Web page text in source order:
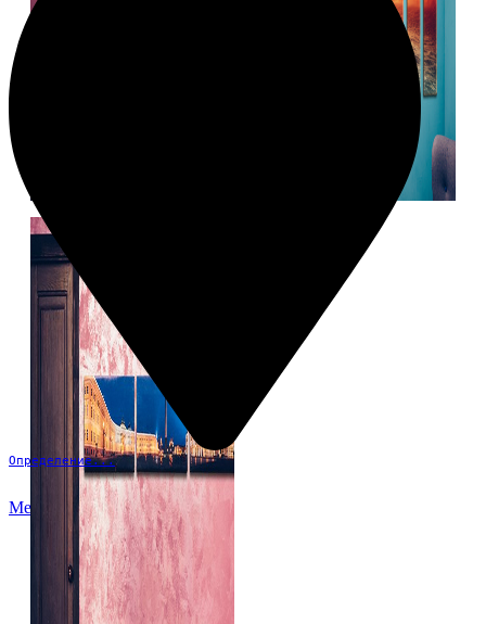
Определение...
Меню